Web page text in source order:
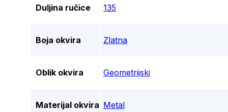
Duljina ručice 135
Boja okvira Zlatna
Oblik okvira Geometrijski
Materijal okvira Metal